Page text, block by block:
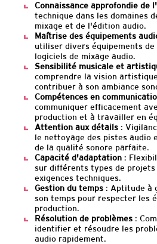
Connaissance approfondie de
technique dans les domaines
mixage et de l'édition audio.
Maîtrise des équipements
utiliser divers équipements de
logiciels de mixage audio.
Sensibilité musicale et
comprendre la vision
contribuer à son ambiance
Compétences en
communiquer efficacement
production et à travailler en
Attention aux détails:
le nettoyage des pistes audio
de la qualité sonore parfaite.
Capacité d'adaptation:
sur différents types de projets
exigences techniques.
Gestion du temps: Aptitude à
son temps pour respecter les
production.
Résolution de problèmes:
identifier et résoudre les
audio rapidement.